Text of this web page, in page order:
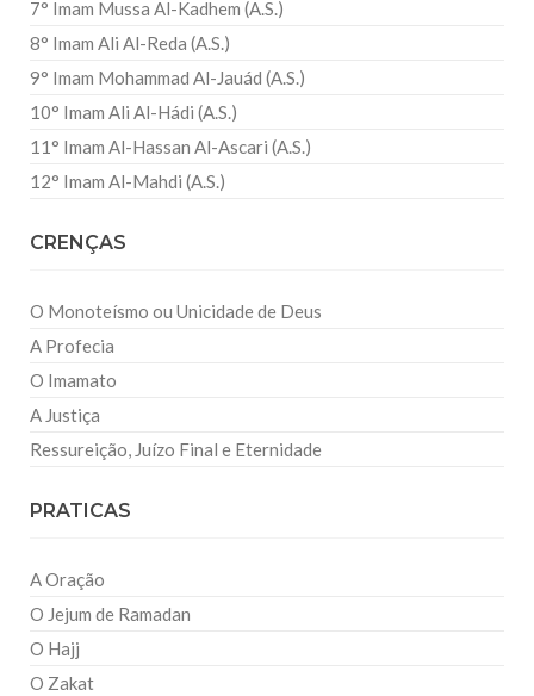
7° Imam Mussa Al-Kadhem (A.S.)
8° Imam Ali Al-Reda (A.S.)
9° Imam Mohammad Al-Jauád (A.S.)
10° Imam Ali Al-Hádi (A.S.)
11° Imam Al-Hassan Al-Ascari (A.S.)
12° Imam Al-Mahdi (A.S.)
CRENÇAS
O Monoteísmo ou Unicidade de Deus
A Profecia
O Imamato
A Justiça
Ressureição, Juízo Final e Eternidade
PRATICAS
A Oração
O Jejum de Ramadan
O Hajj
O Zakat